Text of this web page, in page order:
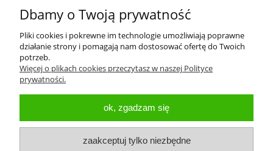
Pomoc
Koszty dostawy
Dbamy o Twoją prywatność
Pliki cookies i pokrewne im technologie umożliwiają poprawne
działanie strony i pomagają nam dostosować ofertę do Twoich
potrzeb.
Więcej o plikach cookies przeczytasz w naszej Polityce
prywatności.
ok, zgadzam się
zaakceptuj tylko niezbędne